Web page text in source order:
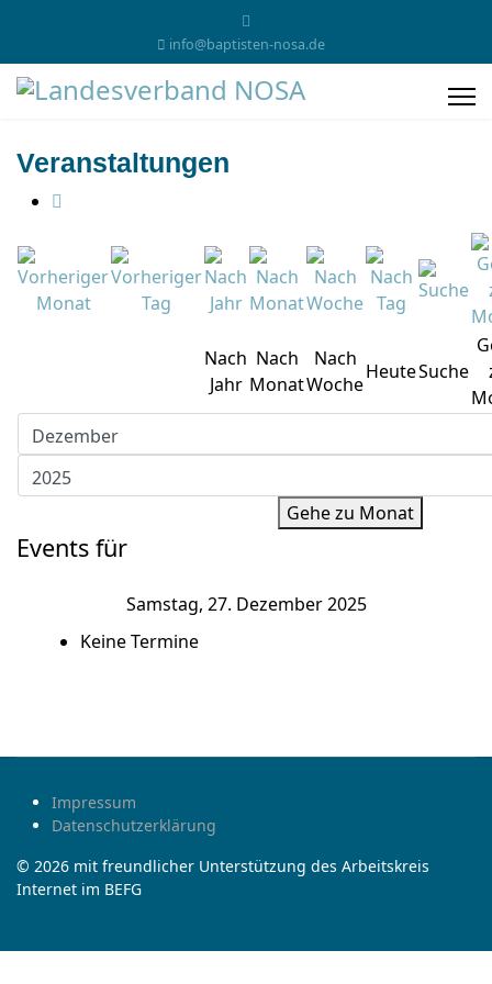
info@baptisten-nosa.de
Veranstaltungen
Nach
Jahr
Nach
Monat
Nach
Woche
HeuteSuche
Gehe zu Monat
Events für
Samstag, 27. Dezember 2025
Keine Termine
Impressum
Datenschutzerklärung
© 2026 mit freundlicher Unterstützung des Arbeitskreis
Internet im BEFG